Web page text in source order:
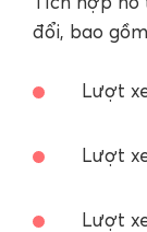
đổi, bao
Lượt
Lượt
Lượt